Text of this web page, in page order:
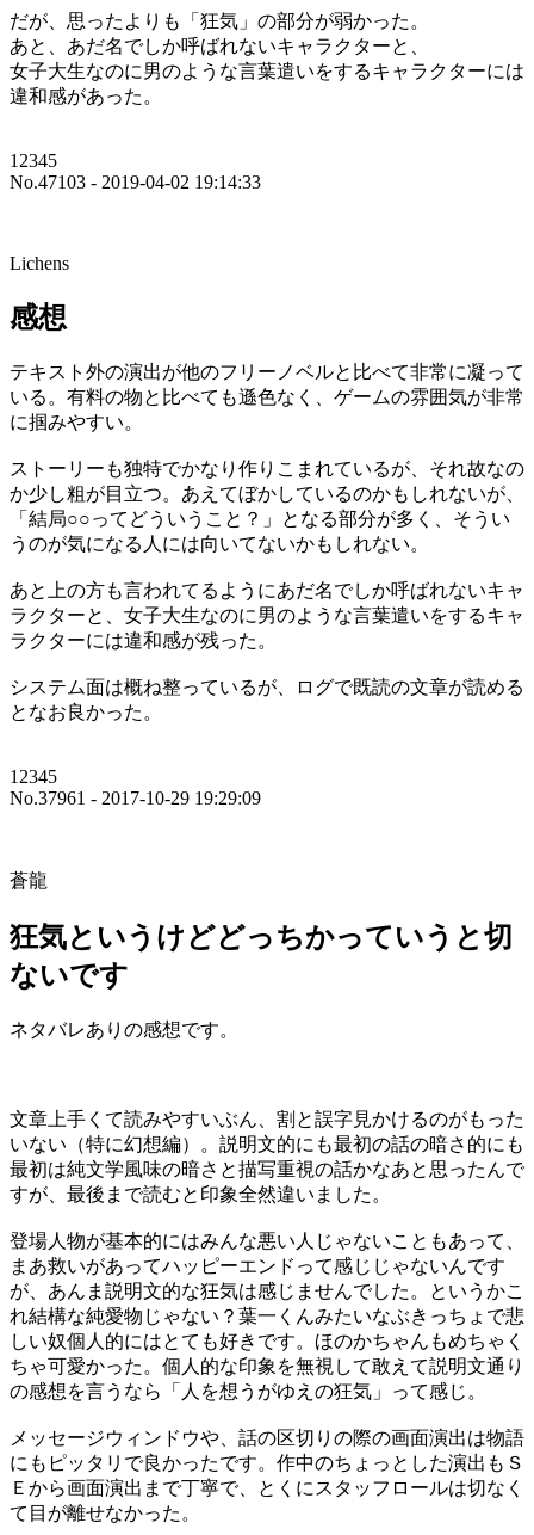
だが、思ったよりも「狂気」の部分が弱かった。
あと、あだ名でしか呼ばれないキャラクターと、
女子大生なのに男のような言葉遣いをするキャラクターには
違和感があった。
12345
No.47103 - 2019-04-02 19:14:33
Lichens
感想
テキスト外の演出が他のフリーノベルと比べて非常に凝って
いる。有料の物と比べても遜色なく、ゲームの雰囲気が非常
に掴みやすい。
ストーリーも独特でかなり作りこまれているが、それ故なの
か少し粗が目立つ。あえてぼかしているのかもしれないが、
「結局○○ってどういうこと？」となる部分が多く、そうい
うのが気になる人には向いてないかもしれない。
あと上の方も言われてるようにあだ名でしか呼ばれないキャ
ラクターと、女子大生なのに男のような言葉遣いをするキャ
ラクターには違和感が残った。
システム面は概ね整っているが、ログで既読の文章が読める
となお良かった。
12345
No.37961 - 2017-10-29 19:29:09
蒼龍
狂気というけどどっちかっていうと切
ないです
ネタバレありの感想です。
文章上手くて読みやすいぶん、割と誤字見かけるのがもった
いない（特に幻想編）。説明文的にも最初の話の暗さ的にも
最初は純文学風味の暗さと描写重視の話かなあと思ったんで
すが、最後まで読むと印象全然違いました。
登場人物が基本的にはみんな悪い人じゃないこともあって、
まあ救いがあってハッピーエンドって感じじゃないんです
が、あんま説明文的な狂気は感じませんでした。というかこ
れ結構な純愛物じゃない？葉一くんみたいなぶきっちょで悲
しい奴個人的にはとても好きです。ほのかちゃんもめちゃく
ちゃ可愛かった。個人的な印象を無視して敢えて説明文通り
の感想を言うなら「人を想うがゆえの狂気」って感じ。
メッセージウィンドウや、話の区切りの際の画面演出は物語
にもピッタリで良かったです。作中のちょっとした演出もＳ
Ｅから画面演出まで丁寧で、とくにスタッフロールは切なく
て目が離せなかった。